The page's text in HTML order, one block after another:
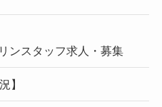
ンスタッフ求人・募集
】